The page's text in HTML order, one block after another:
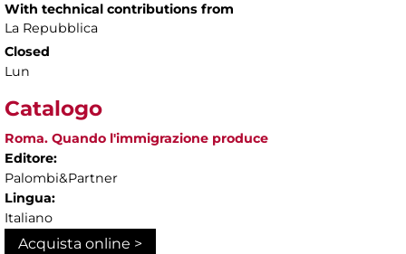
With technical contributions from
La Repubblica
Closed
Lun
Catalogo
Roma. Quando l'immigrazione produce
Editore:
Palombi&Partner
Lingua:
Italiano
Acquista online >